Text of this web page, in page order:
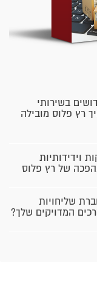
בשירותי
רץ פלוס מובילה
וידידותיות
של רץ פלוס
שליחויות
המדויקים שלך?